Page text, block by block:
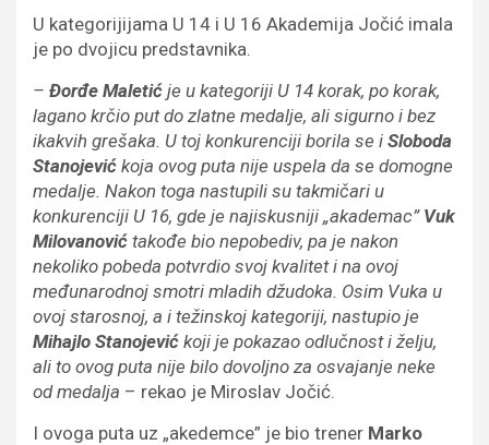
U kategorijijama U 14 i U 16 Akademija Jočić imala
je po dvojicu predstavnika.
– Đorđe Maletić je u kategoriji U 14 korak, po korak,
lagano krčio put do zlatne medalje, ali sigurno i bez
ikakvih grešaka. U toj konkurenciji borila se i Sloboda
Stanojević koja ovog puta nije uspela da se domogne
medalje. Nakon toga nastupili su takmičari u
konkurenciji U 16, gde je najiskusniji „akademac” Vuk
Milovanović takođe bio nepobediv, pa je nakon
nekoliko pobeda potvrdio svoj kvalitet i na ovoj
međunarodnoj smotri mladih džudoka. Osim Vuka u
ovoj starosnoj, a i težinskoj kategoriji, nastupio je
Mihajlo Stanojević koji je pokazao odlučnost i želju,
ali to ovog puta nije bilo dovoljno za osvajanje neke
od medalja – rekao je Miroslav Jočić.
I ovoga puta uz „akedemce” je bio trener Marko